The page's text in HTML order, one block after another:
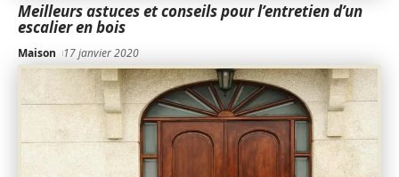
Meilleurs astuces et conseils pour l’entretien d’un
escalier en bois
Maison 17 janvier 2020